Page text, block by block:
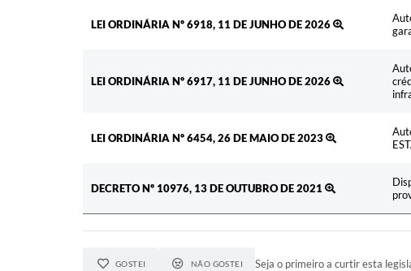
LEI ORDINÁRIA Nº 6918, 11 DE JUNHO DE 2026
LEI ORDINÁRIA Nº 6917, 11 DE JUNHO DE 2026
LEI ORDINÁRIA Nº 6454, 26 DE MAIO DE 2023
DECRETO Nº 10976, 13 DE OUTUBRO DE 2021
GOSTEI NÃO GOSTEI Seja o primeiro a curtir esta